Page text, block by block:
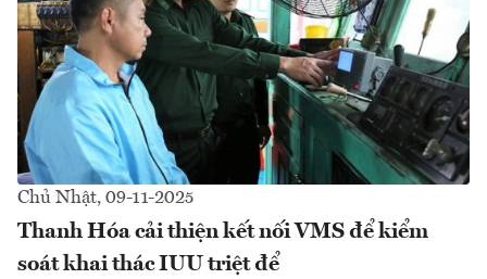
Chủ Nhật, 09-11-2025
Thanh Hóa cải thiện kết nối VMS để kiểm
soát khai thác IUU triệt để